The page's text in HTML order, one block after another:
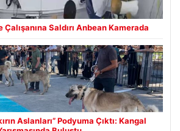
Çalışanına Saldırı Anbean Kamerada
Aslanları” Podyuma Çıktı: Kangal